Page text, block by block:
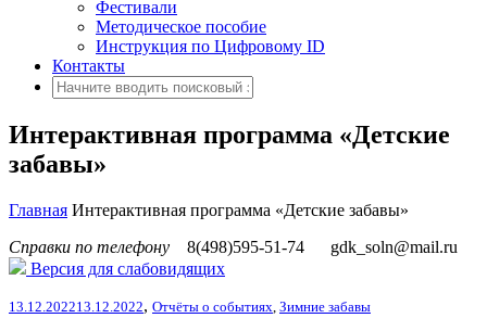
Фестивали
Методическое пособие
Инструкция по Цифровому ID
Контакты
Интерактивная программа «Детские
забавы»
Главная Интерактивная программа «Детские забавы»
Справки по телефону
8(498)595-51-74
gdk_soln@mail.ru
Версия для слабовидящих
13.12.202213.12.2022, Отчёты о событиях Зимние забавы